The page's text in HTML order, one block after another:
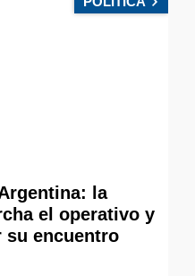
la
el operativo y
su encuentro